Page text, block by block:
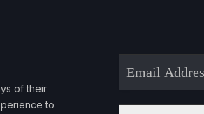
of their
to
Address
*